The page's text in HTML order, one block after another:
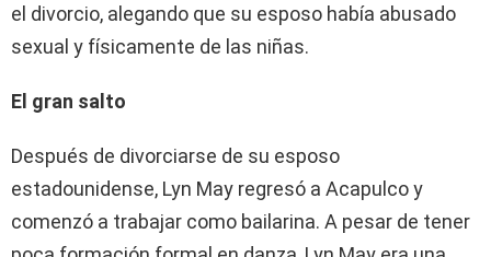
el divorcio, alegando que su esposo había abusado
sexual y físicamente de las niñas.
El gran salto
Después de divorciarse de su esposo
estadounidense, Lyn May regresó a Acapulco y
comenzó a trabajar como bailarina. A pesar de tener